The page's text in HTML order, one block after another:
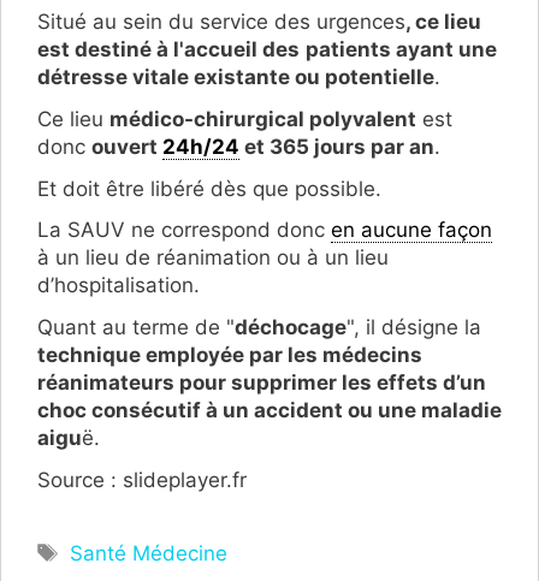
Situé au sein du service des urgences, ce lieu
est destiné à l'accueil des patients ayant une
détresse vitale existante ou potentielle.
Ce lieu médico-chirurgical polyvalent est
donc ouvert 24h/24 et 365 jours par an.
Et doit être libéré dès que possible.
La SAUV ne correspond donc en aucune façon
à un lieu de réanimation ou à un lieu
d’hospitalisation.
Quant au terme de "déchocage", il désigne la
technique employée par les médecins
réanimateurs pour supprimer les effets d’un
choc consécutif à un accident ou une maladie
aiguë.
Source : slideplayer.fr
Étiquettes
Santé Médecine